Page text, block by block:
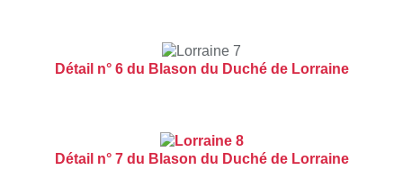
Détail n° 6 du Blason du Duché de Lorraine
Détail n° 7 du Blason du Duché de Lorraine